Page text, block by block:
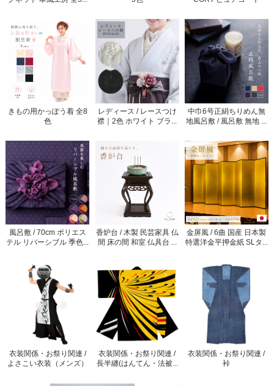
きもの用かっぽう着 全8
色
レディース / レースつけ
襟｜2色 ホワイト ブラ...
中巾6号正絹ちりめん無
地風呂敷 / 風呂敷 無地 ...
風呂敷 / 70cm ポリエス
テル リバーシブル 季色...
香炉台 / 木製 民芸家具 仏
間 床の間 和室 仏具台 ...
金屏風 / 6曲 国産 日本製
特選洋金平押金紙 SLタ...
衣装関係・お祭り関連 /
よさこい衣装（メンズ）
衣装関係・お祭り関連 /
長半纏(はんてん・法被...
衣装関係・お祭り関連 /
裃